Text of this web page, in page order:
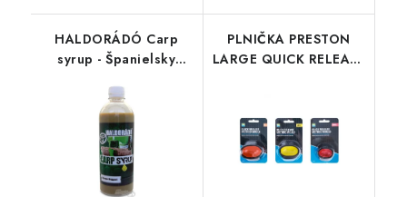
HALDORÁDÓ Carp
syrup - Španielsky
PLNIČKA PRESTON
LARGE QUICK RELEASE